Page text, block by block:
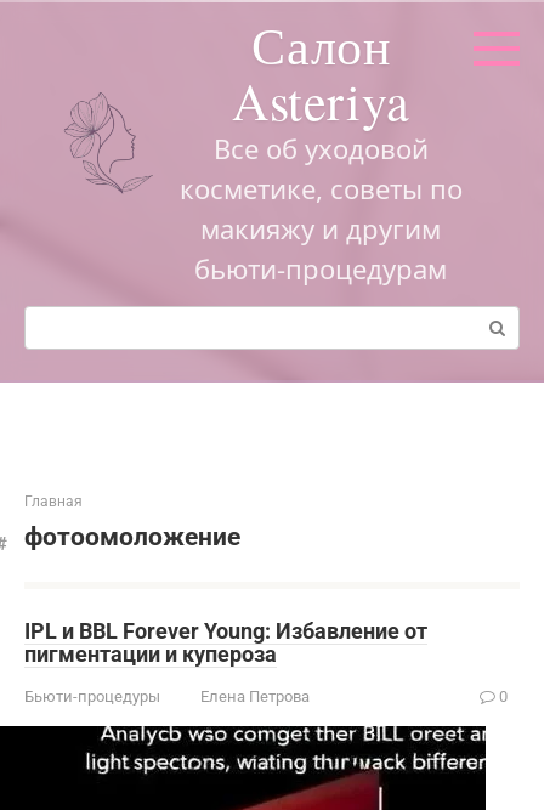
Салон
Asteriya
Все об уходовой
косметике, советы по
макияжу и другим
бьюти-процедурам
Поиск:
Главная
фотоомоложение
IPL и BBL Forever Young: Избавление от
пигментации и купероза
Бьюти-процедуры Елена Петрова 0